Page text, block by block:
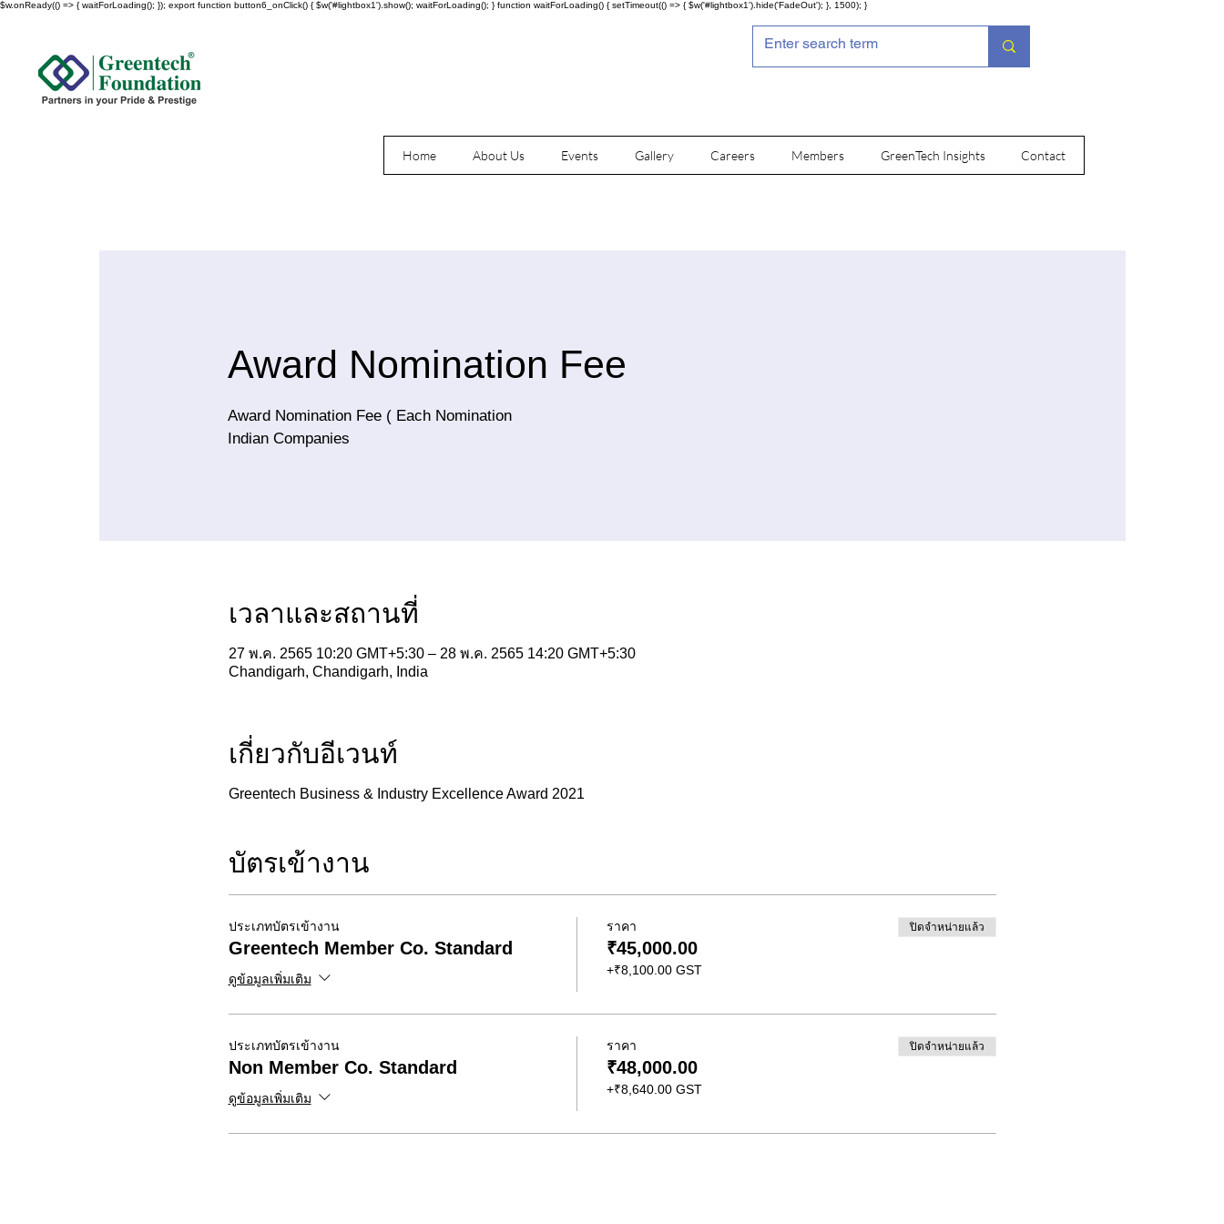
$w.onReady(() => { waitForLoading(); }); export function button6_onClick() { $w('#lightbox1').show(); waitForLoading(); } function waitForLoading() { setTimeout(() => { $w('#lightbox1').hide('FadeOut'); }, 1500); }
Home About Us Events Gallery Careers Members GreenTech Insights Contact
Award Nomination Fee
Award Nomination Fee ( Each Nomination
Indian Companies
เวลาและสถานที่
27 พ.ค. 2565 10:20 GMT+5:30 – 28 พ.ค. 2565 14:20 GMT+5:30
Chandigarh, Chandigarh, India
เกี่ยวกับอีเวนท์
Greentech Business & Industry Excellence Award 2021
บัตรเข้างาน
ประเภทบัตรเข้างาน
Greentech Member Co. Standard
ดูข้อมูลเพิ่มเติม
ราคา
₹45,000.00
+₹8,100.00 GST
ปิดจำหน่ายแล้ว
ประเภทบัตรเข้างาน
Non Member Co. Standard
ดูข้อมูลเพิ่มเติม
ราคา
₹48,000.00
+₹8,640.00 GST
ปิดจำหน่ายแล้ว